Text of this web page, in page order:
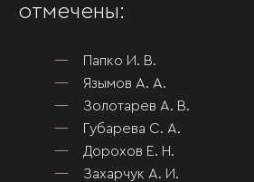
отмечены:
Папко И. В.
Язымов А. А.
Золотарев А. В.
Губарева С. А.
Дорохов Е. Н.
Захарчук А. И.